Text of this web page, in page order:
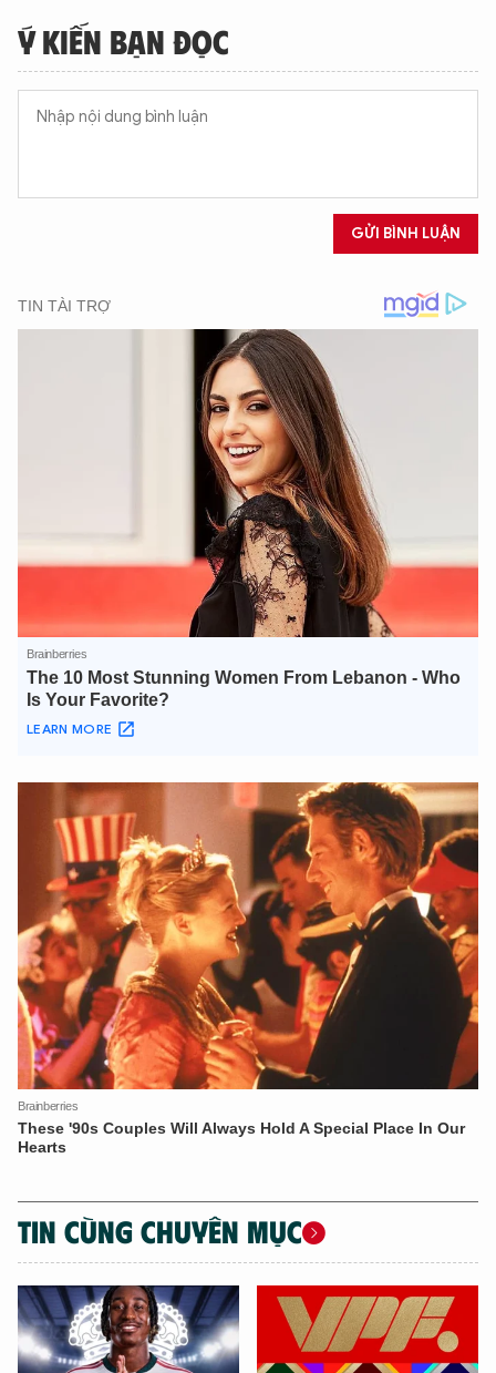
Ý KIẾN BẠN ĐỌC
GỬI BÌNH LUẬN
TIN CÙNG CHUYÊN MỤC
TÔI LÀ CHATBOT CỦA
Hãy hỏi tôi bất kỳ điều gì bạn cần biết về
An Ninh Thủ Đô nhé. Tôi sẵn sàng hỗ trợ!